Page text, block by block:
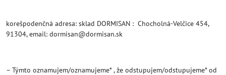
korešpodenčná adresa: sklad DORMISAN : Chocholná-Velčice 454,
91304, email: dormisan@dormisan.sk
– Týmto oznamujem/oznamujeme* , že odstupujem/odstupujeme* od